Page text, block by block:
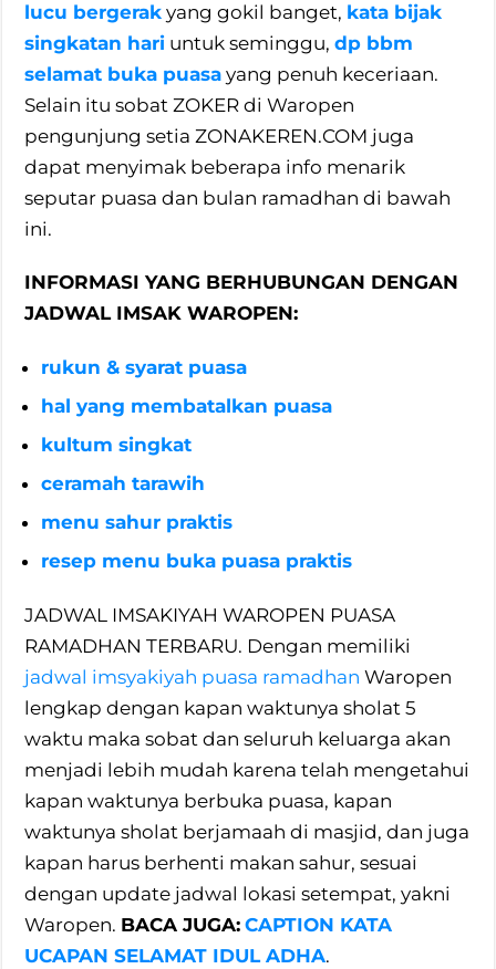
lucu bergerak yang gokil banget, kata bijak
singkatan hari untuk seminggu,dp bbm
selamat buka puasa yang penuh keceriaan.
Selain itu sobat ZOKER di Waropen
pengunjung setia ZONAKEREN.COM juga
dapat menyimak beberapa info menarik
seputar puasa dan bulan ramadhan di bawah
ini.
INFORMASI YANG BERHUBUNGAN DENGAN
JADWAL IMSAK WAROPEN:
rukun & syarat puasa
hal yang membatalkan puasa
kultum singkat
ceramah tarawih
menu sahur praktis
resep menu buka puasa praktis
JADWAL IMSAKIYAH WAROPEN PUASA
RAMADHAN TERBARU. Dengan memiliki
jadwal imsyakiyah puasa ramadhan Waropen
lengkap dengan kapan waktunya sholat 5
waktu maka sobat dan seluruh keluarga akan
menjadi lebih mudah karena telah mengetahui
kapan waktunya berbuka puasa, kapan
waktunya sholat berjamaah di masjid, dan juga
kapan harus berhenti makan sahur, sesuai
dengan update jadwal lokasi setempat, yakni
Waropen. BACA JUGA: CAPTION KATA
UCAPAN SELAMAT IDUL ADHA.